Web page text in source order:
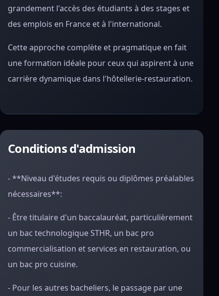
grandement l'accès des étudiants à des stages et
des emplois en France et à l'international.
Cette approche complète et pragmatique en fait
une formation idéale pour ceux qui aspirent à une
carrière dynamique dans l'hôtellerie-restauration.
Conditions d'admission
- **Niveau d'études requis ou diplômes préalables
nécessaires**:
- Être titulaire d'un baccalauréat, particulièrement
un bac technologique STHR, un bac pro
commercialisation et services en restauration, ou
un bac pro cuisine.
- Pour les autres bacheliers, le passage par une